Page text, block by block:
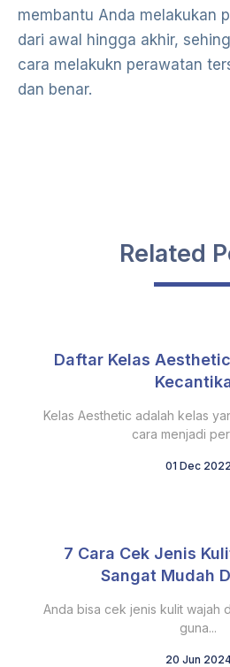
membantu Anda melakukan
dari awal hingga akhir,
cara melakukn perawatan
dan benar.
Related
Daftar Kelas
Kelas Aesthetic adalah kelas
cara menjadi
01 Dec 2022
7 Cara Cek Jenis
Sangat Mudah
Anda bisa cek jenis kulit wajah
guna...
20 Jun